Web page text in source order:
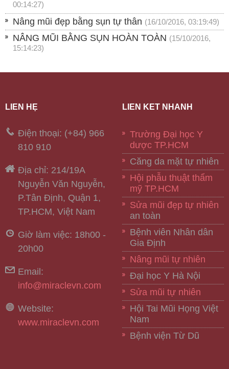
00:14:27)
Nâng mũi đẹp bằng sụn tự thân (16/10/2016, 03:19:49)
NÂNG MŨI BẰNG SỤN HOÀN TOÀN (15/10/2016,
15:14:23)
LIÊN HỆ
Điện thoại: (+84) 966
810 910
Địa chỉ: 214/19A
Nguyễn Văn Nguyễn,
P.Tân Định, Quận 1,
TP.HCM, Việt Nam
Giờ làm việc: 18h00 -
20h00
Email:
info@miraclevn.com
Website:
www.miraclevn.com
LIÊN KẾT NHANH
Trường Đại học Y
dược TP.HCM
Căng da mặt tự nhiên
Hội phẫu thuật thẩm
mỹ TP.HCM
Sửa mũi đẹp tự nhiên
an toàn
Bệnh viên Nhân dân
Gia Định
Nâng mũi tự nhiên
Đại học Y Hà Nội
Sửa mũi tự nhiên
Hội Tai Mũi Họng Việt
Nam
Bệnh viện Từ Dũ